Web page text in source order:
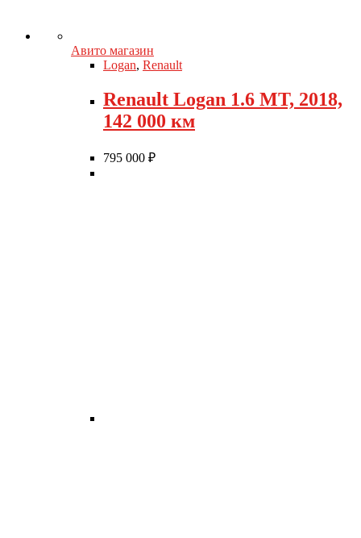
Авито магазин
Logan, Renault
Renault Logan 1.6 MT, 2018,
142 000 км
795 000 ₽